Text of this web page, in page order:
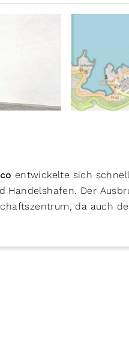
entwickelte sich
Handelshafen. Der
da auch
Baustil der wenigen